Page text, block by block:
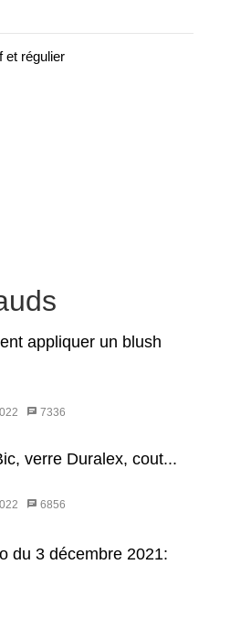
et régulier
appliquer un blush
7336
verre Duralex, cout...
6856
du 3 décembre 2021: